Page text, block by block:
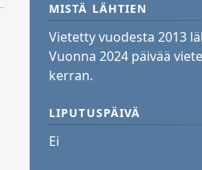
MISTÄ LÄHTIEN
Vietetty vuodesta 2013
Vuonna 2024 päivää
kerran.
LIPUTUSPÄIVÄ
Ei